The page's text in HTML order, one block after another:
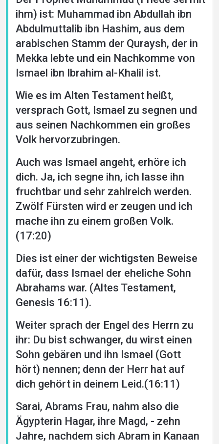
Home
About
ihm) ist: Muhammad ibn Abdullah ibn
Abdulmuttalib ibn Hashim, aus dem
arabischen Stamm der Quraysh, der in
Mekka lebte und ein Nachkomme von
Ismael ibn Ibrahim al-Khalil ist.
Wie es im Alten Testament heißt,
versprach Gott, Ismael zu segnen und
aus seinen Nachkommen ein großes
Volk hervorzubringen.
Auch was Ismael angeht, erhöre ich
dich. Ja, ich segne ihn, ich lasse ihn
fruchtbar und sehr zahlreich werden.
Zwölf Fürsten wird er zeugen und ich
mache ihn zu einem großen Volk.
(17:20)
Dies ist einer der wichtigsten Beweise
dafür, dass Ismael der eheliche Sohn
Abrahams war. (Altes Testament,
Genesis 16:11).
Weiter sprach der Engel des Herrn zu
ihr: Du bist schwanger, du wirst einen
Sohn gebären und ihn Ismael (Gott
hört) nennen; denn der Herr hat auf
dich gehört in deinem Leid.(16:11)
Sarai, Abrams Frau, nahm also die
Ägypterin Hagar, ihre Magd, - zehn
Jahre, nachdem sich Abram in Kanaan